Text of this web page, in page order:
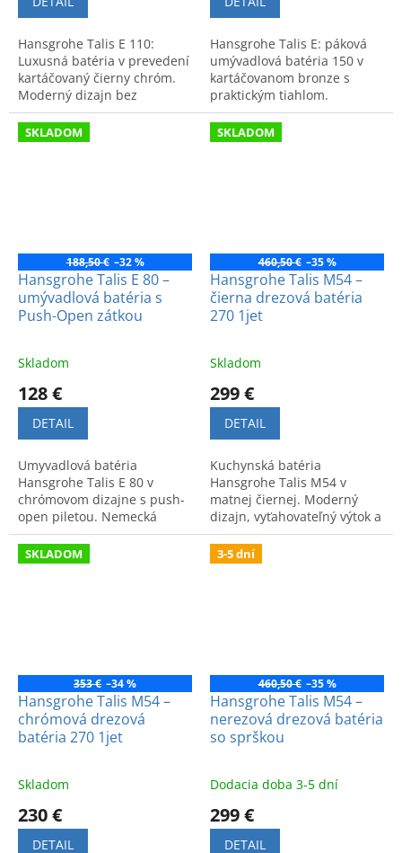
Hansgrohe Talis E 110:
Luxusná batéria v prevedení
kartáčovaný čierny chróm.
Moderný dizajn bez
odtokovej súpravy a
prvotriedna nemecká kvalita.
Hansgrohe Talis E: páková
umývadlová batéria 150 v
kartáčovanom bronze s
praktickým tiahlom.
Moderný dizajn a vysoká
kvalita pre vašu kúpeľňu.
SKLADOM
188,50 € –32 %
Hansgrohe Talis E 80 –
umývadlová batéria s
Push-Open zátkou
Skladom
128 €
DETAIL
Umyvadlová batéria
Hansgrohe Talis E 80 v
chrómovom dizajne s push-
open piletou. Nemecká
kvalita a moderný vzhľad pre
vašu kúpeľňu. Kód:
71701000.
SKLADOM
460,50 € –35 %
Hansgrohe Talis M54 –
čierna drezová batéria
270 1jet
Skladom
299 €
DETAIL
Kuchynská batéria
Hansgrohe Talis M54 v
matnej čiernej. Moderný
dizajn, vyťahovateľný výtok a
špičková kvalita pre
komfortné každodenné
používanie.
SKLADOM
353 € –34 %
Hansgrohe Talis M54 –
chrómová drezová
batéria 270 1jet
Skladom
230 €
DETAIL
3-5 dní
460,50 € –35 %
Hansgrohe Talis M54 –
nerezová drezová batéria
so sprškou
Dodacia doba 3-5 dní
299 €
DETAIL